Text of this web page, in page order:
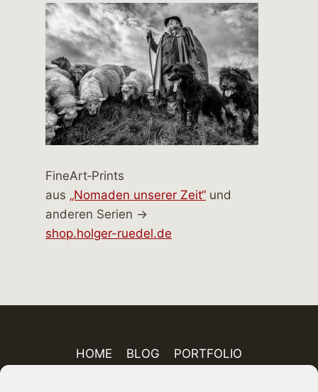
FineArt‑Prints
aus „Nomaden unserer Zeit“ und
anderen Serien →
shop.holger-ruedel.de
HOME BLOG
PORTFOLIO